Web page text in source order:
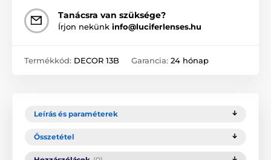
Tanácsra van szüksége?
Írjon nekünk info@luciferlenses.hu
Termékkód: DECOR 13B Garancia: 24 hónap
Leírás és paraméterek
Összetétel